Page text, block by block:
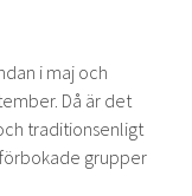
i maj och
Då är det
traditionsenligt
grupper